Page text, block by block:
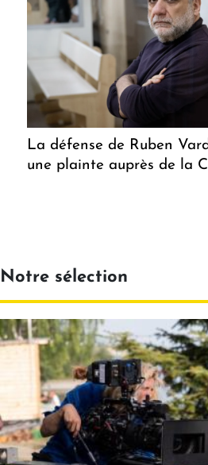
La défense de Ruben
une plainte auprès de la
Notre sélection